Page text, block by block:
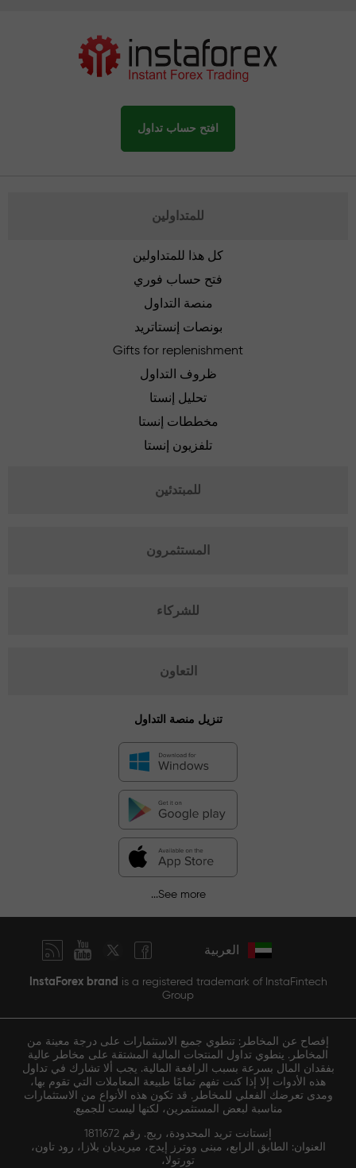
افتح حساب تداول
للمتداولين
كل هذا للمتداولين
فتح حساب فوري
منصة التداول
بونصات إنستاتريد
Gifts for replenishment
ظروف التداول
تحليل إنستا
مخططات إنستا
تلفزيون إنستا
للمبتدئين
المستثمرون
للشركاء
التعاون
تنزيل منصة التداول
See more...
العربية
InstaForex brand is a registered trademark of InstaFintech
Group
إفصاح عن المخاطر: تنطوي جميع الاستثمارات على درجة معينة من
المخاطر. ينطوي تداول المنتجات المالية المشتقة على مخاطر عالية
بفقدان المال بسرعة بسبب الرافعة المالية. يجب ألا تشارك في تداول
هذه الأدوات إلا إذا كنت تفهم تمامًا طبيعة المعاملات التي تقوم بها،
ومدى تعرضك الفعلي للمخاطر. قد تكون هذه الأنواع من الاستثمارات
مناسبة لبعض المستثمرين، لكنها ليست للجميع.
إنستانت تريد المحدودة، ريج. رقم 1811672
العنوان: الطابق الرابع، مبنى ووترز إيدج، ميريديان بلازا، رود تاون،
تورتولا،